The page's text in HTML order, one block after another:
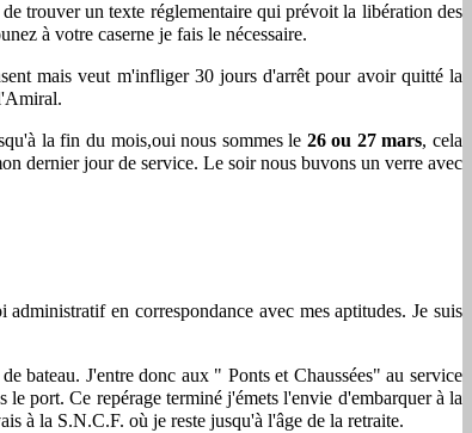
trouver un texte réglementaire qui prévoit la libération des
à votre caserne je fais le nécessaire.
mais veut m'infliger 30 jours d'arrêt pour avoir quitté la
la fin du mois,oui nous sommes le 26 ou 27 mars, cela
dernier jour de service. Le soir nous buvons un verre avec
en correspondance avec mes aptitudes. Je suis
bateau. J'entre donc aux " Ponts et Chaussées" au service
port. Ce repérage terminé j'émets l'envie d'embarquer à la
à la S.N.C.F. où je reste jusqu'à l'âge de la retraite.